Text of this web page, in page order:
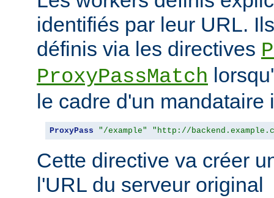
identifiés par leur URL.
définis via les directives
ProxyPassMatch
le cadre d'un mandataire
ProxyPass "/example" "http://
Cette directive va créer
l'URL du serveur original